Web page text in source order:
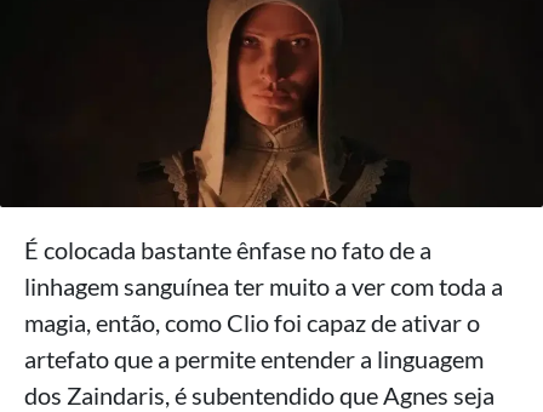
É colocada bastante ênfase no fato de a
linhagem sanguínea ter muito a ver com toda a
magia, então, como Clio foi capaz de ativar o
artefato que a permite entender a linguagem
dos Zaindaris, é subentendido que Agnes seja